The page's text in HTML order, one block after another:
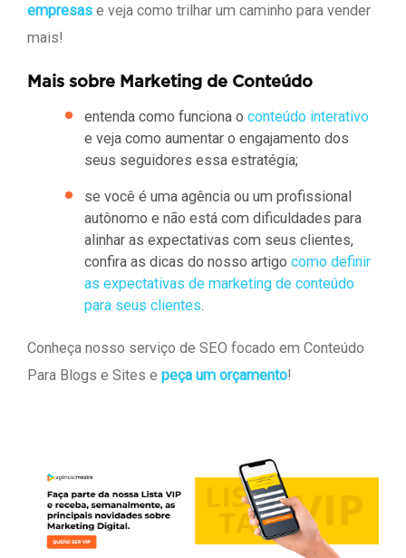
empresas e veja como trilhar um caminho para vender
mais!
Mais sobre Marketing de Conteúdo
entenda como funciona o conteúdo interativo
e veja como aumentar o engajamento dos
seus seguidores essa estratégia;
se você é uma agência ou um profissional
autônomo e não está com dificuldades para
alinhar as expectativas com seus clientes,
confira as dicas do nosso artigo como definir
as expectativas de marketing de conteúdo
para seus clientes.
Conheça nosso serviço de SEO focado em Conteúdo
Para Blogs e Sites e peça um orçamento!